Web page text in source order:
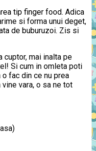
tip finger food. Adica
si forma unui deget,
de buburuzoi. Zis si
mai inalta pe
Si cum in omleta poti
fac din ce nu prea
vara, o sa ne tot